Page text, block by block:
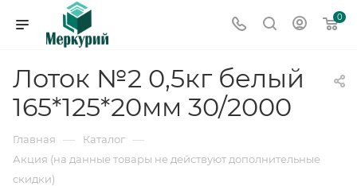
0
Лоток №2 0,5кг белый
165*125*20мм 30/2000
Главная — Каталог —
Акция (на данные товары не действуют дополнительные
скидки)